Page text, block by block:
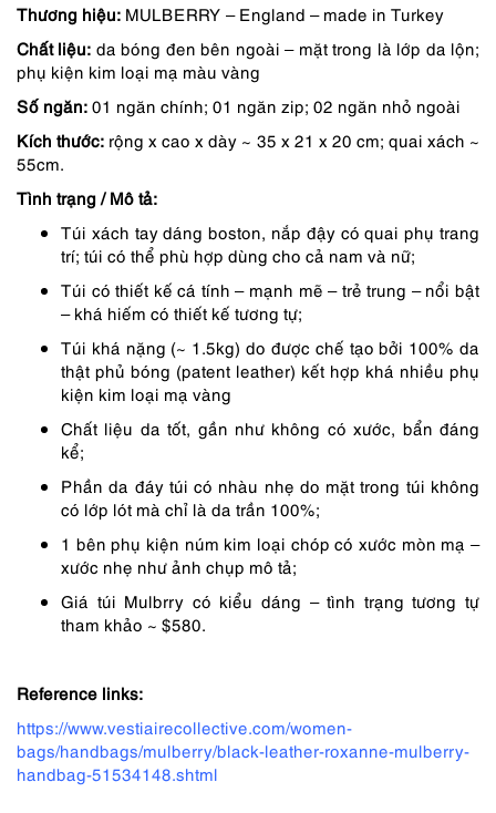
gốc
là:
10,490,000 ₫.
hiện
tại
là:
Thương hiệu: MULBERRY – England – made in Turkey
Chất liệu: da bóng đen bên ngoài – mặt trong là lớp da lộn;
phụ kiện kim loại mạ màu vàng
Số ngăn: 01 ngăn chính; 01 ngăn zip; 02 ngăn nhỏ ngoài
Kích thước: rộng x cao x dày ~ 35 x 21 x 20 cm; quai xách ~
55cm.
Tình trạng / Mô tả:
Túi xách tay dáng boston, nắp đậy có quai phụ trang
trí; túi có thể phù hợp dùng cho cả nam và nữ;
Túi có thiết kế cá tính – mạnh mẽ – trẻ trung – nổi bật
– khá hiếm có thiết kế tương tự;
Túi khá nặng (~ 1.5kg) do được chế tạo bởi 100% da
thật phủ bóng (patent leather) kết hợp khá nhiều phụ
kiện kim loại mạ vàng
Chất liệu da tốt, gần như không có xước, bẩn đáng
kể;
Phần da đáy túi có nhàu nhẹ do mặt trong túi không
có lớp lót mà chỉ là da trần 100%;
1 bên phụ kiện núm kim loại chóp có xước mòn mạ –
xước nhẹ như ảnh chụp mô tả;
Giá túi Mulbrry có kiểu dáng – tình trạng tương tự
tham khảo ~ $580.
Reference links:
https://www.vestiairecollective.com/women-
bags/handbags/mulberry/black-leather-roxanne-mulberry-
handbag-51534148.shtml